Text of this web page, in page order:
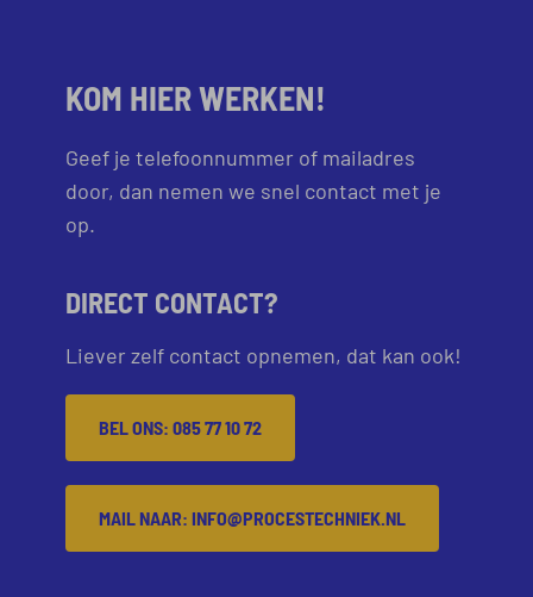
KOM HIER WERKEN!
Geef je telefoonnummer of mailadres
door, dan nemen we snel contact met je
op.
DIRECT CONTACT?
Liever zelf contact opnemen, dat kan ook!
BEL ONS: 085 77 10 72
MAIL NAAR: INFO@PROCESTECHNIEK.NL